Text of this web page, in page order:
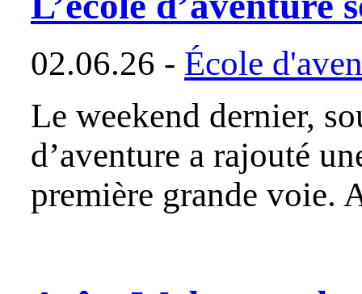
02.06.26 - École
Le weekend dernier,
d’aventure a rajouté
première grande voie.